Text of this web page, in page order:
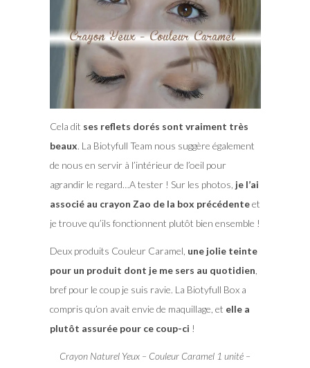
Cela dit ses reflets dorés sont vraiment très
beaux. La Biotyfull Team nous suggère également
de nous en servir à l’intérieur de l’oeil pour
agrandir le regard…A tester ! Sur les photos, je l’ai
associé au crayon Zao de la box précédenteet
je trouve qu’ils fonctionnent plutôt bien ensemble !
Deux produits Couleur Caramel, une jolie teinte
pour un produit dont je me sers au quotidien
bref pour le coup je suis ravie. La Biotyfull Box a
compris qu’on avait envie de maquillage, et elle a
plutôt assurée pour ce coup-ci !
Crayon Naturel Yeux – Couleur Caramel 1 unité –